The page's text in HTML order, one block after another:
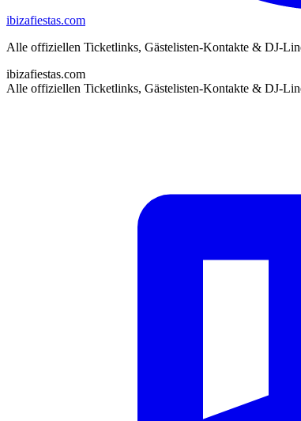
ibizafiestas.com
Alle offiziellen Ticketlinks, Gästelisten-Kontakte & DJ-
ibizafiestas.com
Alle offiziellen Ticketlinks, Gästelisten-Kontakte & DJ-